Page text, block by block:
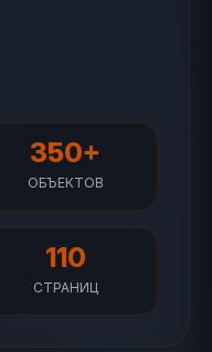
350+
ОБЪЕКТОВ
110
СТРАНИЦ